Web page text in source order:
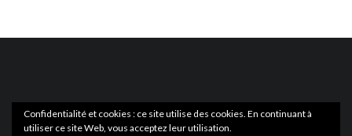
Confidentialité et cookies : ce site utilise des cookies. En continuant à
utiliser ce site Web, vous acceptez leur utilisation.